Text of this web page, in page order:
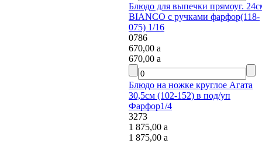
Блюдо для выпечки прямоуг. 24см
BIANCO с ручками фарфор(118-
075) 1/16
0786
670,00a
670,00a
Блюдо на ножке круглое Агата
30,5см (102-152) в под/уп
Фарфор1/4
3273
1 875,00a
1 875,00a